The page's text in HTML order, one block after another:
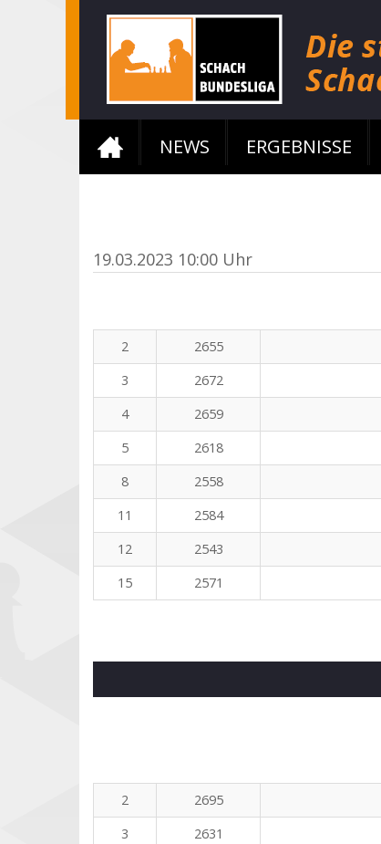
NEWS ERGEBNISSE
19.03.2023 10:00 Uhr
2 2655
3
2672
4
2659
5
2618
8
2558
11
2584
12
2543
15
2571
2
2695
3
2631